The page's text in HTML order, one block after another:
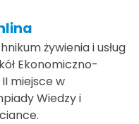
żywienia i usług
Ekonomiczno-
II miejsce w
Wiedzy i